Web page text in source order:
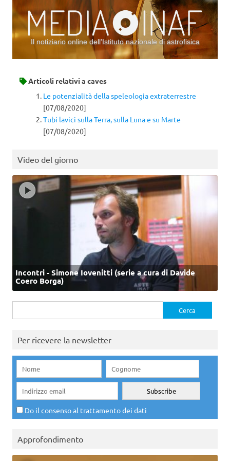
Il notiziario online dell’Istituto nazionale di astrofisica
Articoli relativi a caves
Le potenzialità della speleologia extraterrestre
[07/08/2020]
Tubi lavici sulla Terra, sulla Luna e su Marte
[07/08/2020]
Video del giorno
Incontri - Simone Iovenitti (serie a cura di Davide
Coero Borga)
per:
Per ricevere la newsletter
Do il consenso al trattamento dei dati
Approfondimento